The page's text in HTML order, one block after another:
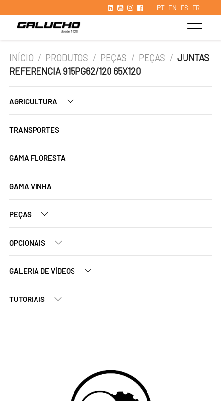
PT EN ES FR
INÍCIO / PRODUTOS / PEÇAS / PEÇAS / JUNTAS
REFERENCIA 915PG62/120 65X120
AGRICULTURA
TRANSPORTES
GAMA FLORESTA
GAMA VINHA
PEÇAS
OPCIONAIS
GALERIA DE VÍDEOS
TUTORIAIS